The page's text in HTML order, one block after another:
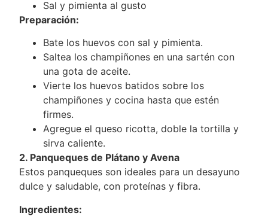
Sal y pimienta al gusto
Preparación:
Bate los huevos con sal y pimienta.
Saltea los champiñones en una sartén con
una gota de aceite.
Vierte los huevos batidos sobre los
champiñones y cocina hasta que estén
firmes.
Agregue el queso ricotta, doble la tortilla y
sirva caliente.
2. Panqueques de Plátano y Avena
Estos panqueques son ideales para un desayuno
dulce y saludable, con proteínas y fibra.
Ingredientes: